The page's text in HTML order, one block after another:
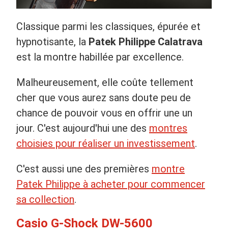
Classique parmi les classiques, épurée et
hypnotisante, la Patek Philippe Calatrava
est la montre habillée par excellence.
Malheureusement, elle coûte tellement
cher que vous aurez sans doute peu de
chance de pouvoir vous en offrir une un
jour. C'est aujourd'hui une des montres
choisies pour réaliser un investissement.
C'est aussi une des premières montre
Patek Philippe à acheter pour commencer
sa collection.
Casio G-Shock DW-5600